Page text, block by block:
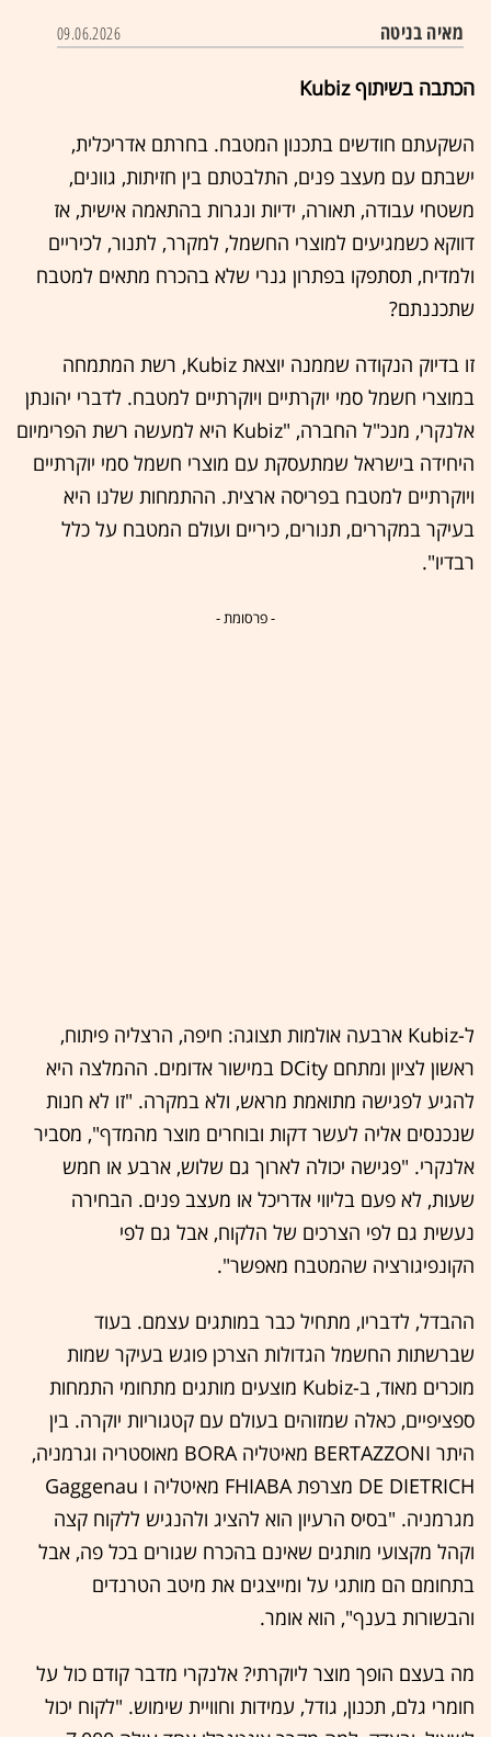
מאיה בניטה 09.06.2026
הכתבה בשיתוף Kubiz
השקעתם חודשים בתכנון המטבח. בחרתם אדריכלית,
ישבתם עם מעצב פנים, התלבטתם בין חזיתות, גוונים,
משטחי עבודה, תאורה, ידיות ונגרות בהתאמה אישית, אז
דווקא כשמגיעים למוצרי החשמל, למקרר, לתנור, לכיריים
ולמדיח, תסתפקו בפתרון גנרי שלא בהכרח מתאים למטבח
שתכננתם?
זו בדיוק הנקודה שממנה יוצאת Kubiz, רשת המתמחה
במוצרי חשמל סמי יוקרתיים ויוקרתיים למטבח. לדברי יהונתן
אלנקרי, מנכ"ל החברה, "Kubiz היא למעשה רשת הפרימיום
היחידה בישראל שמתעסקת עם מוצרי חשמל סמי יוקרתיים
ויוקרתיים למטבח בפריסה ארצית. ההתמחות שלנו היא
בעיקר במקררים, תנורים, כיריים ועולם המטבח על כלל
רבדיו".
- פרסומת -
ל-Kubiz ארבעה אולמות תצוגה: חיפה, הרצליה פיתוח,
ראשון לציון ומתחם DCity במישור אדומים. ההמלצה היא
להגיע לפגישה מתואמת מראש, ולא במקרה. "זו לא חנות
שנכנסים אליה לעשר דקות ובוחרים מוצר מהמדף", מסביר
אלנקרי. "פגישה יכולה לארוך גם שלוש, ארבע או חמש
שעות, לא פעם בליווי אדריכל או מעצב פנים. הבחירה
נעשית גם לפי הצרכים של הלקוח, אבל גם לפי
הקונפיגורציה שהמטבח מאפשר".
ההבדל, לדבריו, מתחיל כבר במותגים עצמם. בעוד
שברשתות החשמל הגדולות הצרכן פוגש בעיקר שמות
מוכרים מאוד, ב-Kubiz מוצעים מותגים מתחומי התמחות
ספציפיים, כאלה שמזוהים בעולם עם קטגוריות יוקרה. בין
היתר BERTAZZONI מאיטליה BORA מאוסטריה וגרמניה,
DE DIETRICH מצרפת FHIABA מאיטליה ו Gaggenau
מגרמניה. "בסיס הרעיון הוא להציג ולהנגיש ללקוח קצה
וקהל מקצועי מותגים שאינם בהכרח שגורים בכל פה, אבל
בתחומם הם מותגי על ומייצגים את מיטב הטרנדים
והבשורות בענף", הוא אומר.
מה בעצם הופך מוצר ליוקרתי? אלנקרי מדבר קודם כול על
חומרי גלם, תכנון, גודל, עמידות וחוויית שימוש. "לקוח יכול